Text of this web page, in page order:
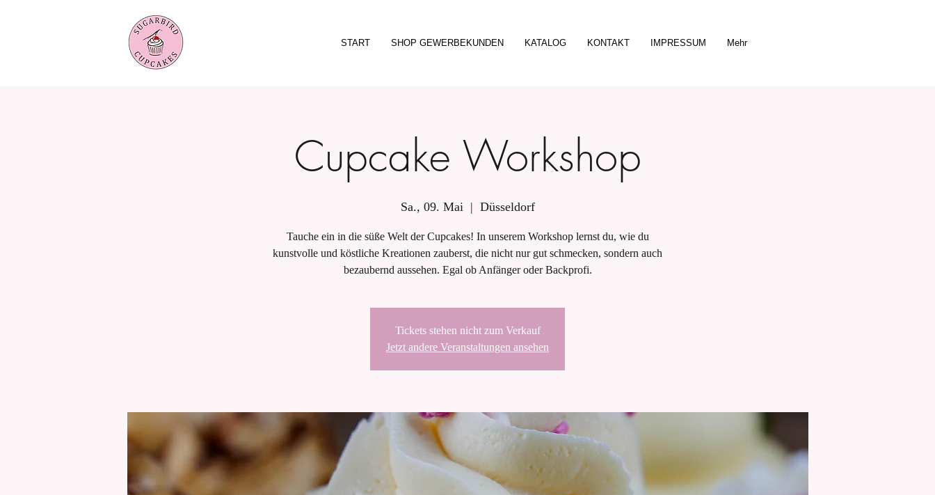
START SHOP GEWERBEKUNDEN KATALOG KONTAKT IMPRESSUM Mehr
Cupcake Workshop
Sa., 09. Mai
  |
Düsseldorf
Tauche ein in die süße Welt der Cupcakes! In unserem Workshop lernst du, wie du
kunstvolle und köstliche Kreationen zauberst, die nicht nur gut schmecken, sondern auch
bezaubernd aussehen. Egal ob Anfänger oder Backprofi.
Tickets stehen nicht zum Verkauf
Jetzt andere Veranstaltungen ansehen